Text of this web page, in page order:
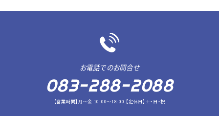
お電話でのお問合せ
083-288-2088
【営業時間】月～金 10:00～18:00 【定休日】土・日・祝